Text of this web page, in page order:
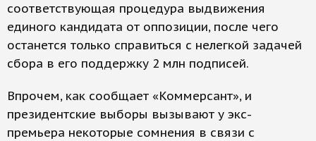
соответствующая процедура выдвижения
единого кандидата от оппозиции, после чего
останется только справиться с нелегкой задачей
сбора в его поддержку 2 млн подписей.
Впрочем, как сообщает «Коммерсант», и
президентские выборы вызывают у экс-
премьера некоторые сомнения в связи с